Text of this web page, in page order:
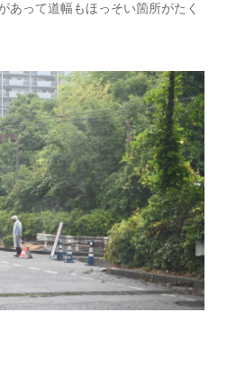
あって道幅もほっそい箇所がたく